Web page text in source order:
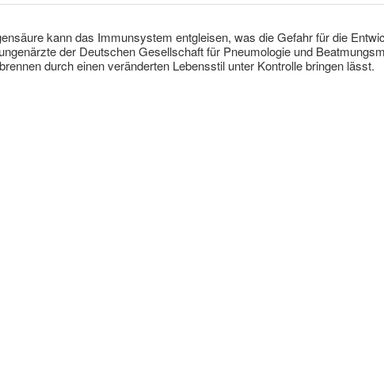
kann das Immunsystem entgleisen, was die Gefahr für die
der Deutschen Gesellschaft für Pneumologie und
durch einen veränderten Lebensstil unter Kontrolle bringen lässt.